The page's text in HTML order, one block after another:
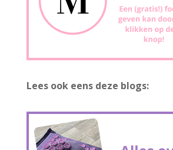
Lees ook eens deze blogs: